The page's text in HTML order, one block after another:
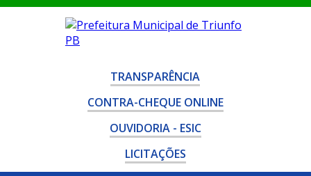
TRANSPARÊNCIA
CONTRA-CHEQUE ONLINE
OUVIDORIA - ESIC
LICITAÇÕES